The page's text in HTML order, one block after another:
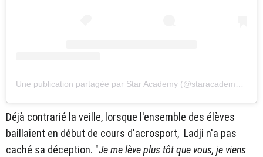
Une publication partagée par Star Academy (@staracademytf1)
Déjà contrarié la veille, lorsque l'ensemble des élèves
baillaient en début de cours d'acrosport, Ladji n'a pas
caché sa déception. "Je me lève plus tôt que vous, je viens